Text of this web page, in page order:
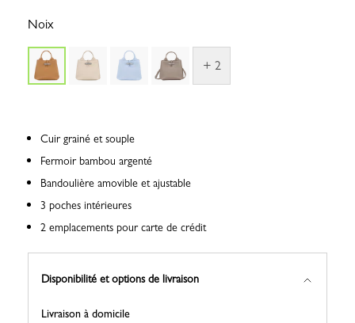
Noix
+ 2
Cuir grainé et souple
Fermoir bambou argenté
Bandoulière amovible et ajustable
3 poches intérieures
2 emplacements pour carte de crédit
Disponibilité et options de livraison
Livraison à domicile